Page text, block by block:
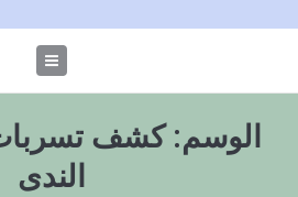
الوسم:كشف
الندى